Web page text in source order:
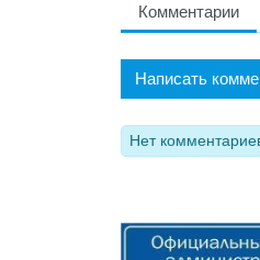
Комментарии
Написать
Нет